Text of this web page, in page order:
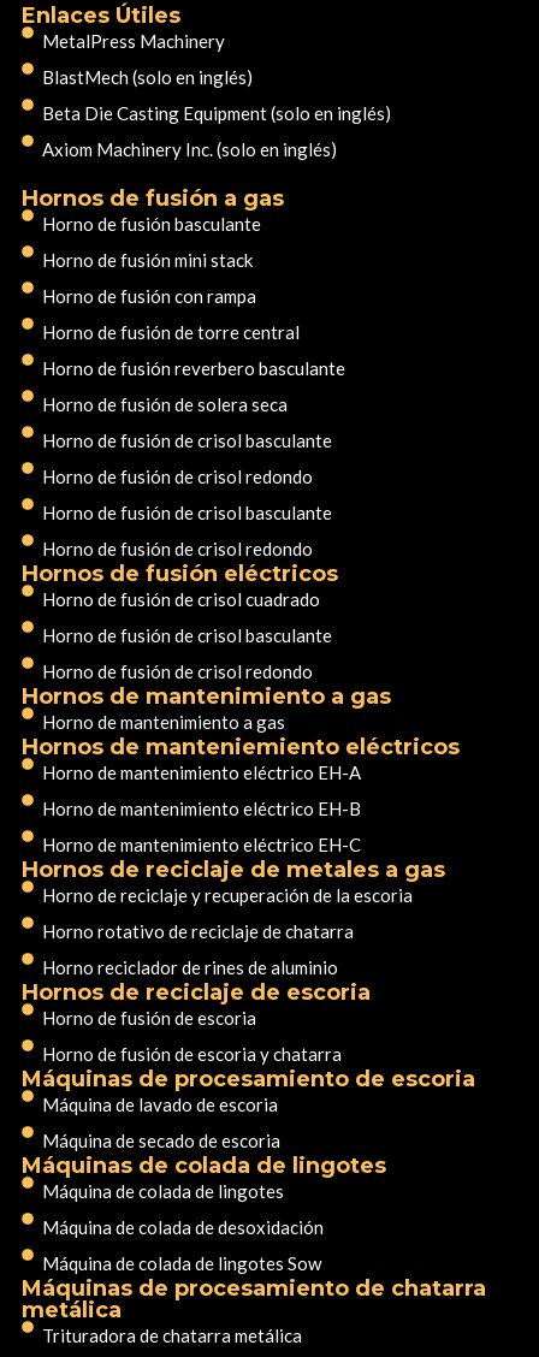
Enlaces Útiles
MetalPress Machinery
BlastMech (solo en inglés)
Beta Die Casting Equipment (solo en inglés)
Axiom Machinery Inc. (solo en inglés)
Hornos de fusión a gas
Horno de fusión basculante
Horno de fusión mini stack
Horno de fusión con rampa
Horno de fusión de torre central
Horno de fusión reverbero basculante
Horno de fusión de solera seca
Horno de fusión de crisol basculante
Horno de fusión de crisol redondo
Horno de fusión de crisol basculante
Horno de fusión de crisol redondo
Hornos de fusión eléctricos
Horno de fusión de crisol cuadrado
Horno de fusión de crisol basculante
Horno de fusión de crisol redondo
Hornos de mantenimiento a gas
Horno de mantenimiento a gas
Hornos de manteniemiento eléctricos
Horno de mantenimiento eléctrico EH-A
Horno de mantenimiento eléctrico EH-B
Horno de mantenimiento eléctrico EH-C
Hornos de reciclaje de metales a gas
Horno de reciclaje y recuperación de la escoria
Horno rotativo de reciclaje de chatarra
Horno reciclador de rines de aluminio
Hornos de reciclaje de escoria
Horno de fusión de escoria
Horno de fusión de escoria y chatarra
Máquinas de procesamiento de escoria
Máquina de lavado de escoria
Máquina de secado de escoria
Máquinas de colada de lingotes
Máquina de colada de lingotes
Máquina de colada de desoxidación
Máquina de colada de lingotes Sow
Máquinas de procesamiento de chatarra
metálica
Trituradora de chatarra metálica